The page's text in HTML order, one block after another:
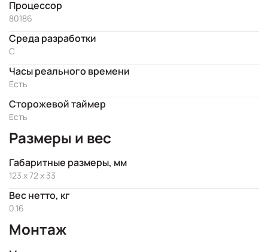
Процессор
80186
Cреда разработки
C
Часы реального времени
Есть
Сторожевой таймер
Есть
Размеры и вес
Габаритные размеры, мм
123 x 72 x 33
Вес нетто, кг
0.16
Монтаж